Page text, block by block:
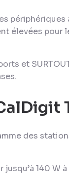
périphériques
élevées pour
et
des
140 W à